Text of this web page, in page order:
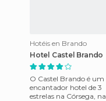
Hotéis en Brando
Hotel Castel Brando
O Castel Brando é um
encantador hotel de 3
estrelas na Córsega, na